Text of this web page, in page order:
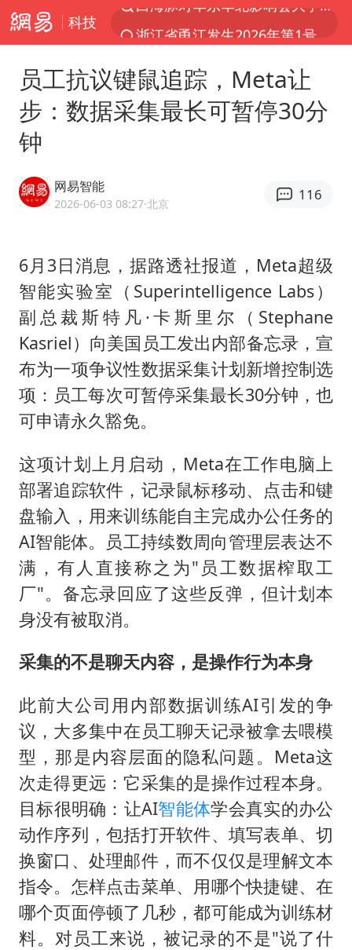
科技
香港刷新1884年以来最高气温纪录
上海全力守护市民“菜篮子”
以军士兵把枪口对准中国记者
暑期研学游升温 在旅途中增长知识
猫咪过火把节被抹成黑猫
BLG经理辟谣Bin离队
曹颖儿子首次演长剧
员工抗议键鼠追踪，Meta让
步：数据采集最长可暂停30分
钟
网易智能
2026-06-03 08:27·北京
116
6月3日消息，据路透社报道，Meta超级
智能实验室（Superintelligence Labs）
副总裁斯特凡·卡斯里尔（Stephane
Kasriel）向美国员工发出内部备忘录，宣
布为一项争议性数据采集计划新增控制选
项：员工每次可暂停采集最长30分钟，也
可申请永久豁免。
这项计划上月启动，Meta在工作电脑上
部署追踪软件，记录鼠标移动、点击和键
盘输入，用来训练能自主完成办公任务的
AI智能体。员工持续数周向管理层表达不
满，有人直接称之为"员工数据榨取工
厂"。备忘录回应了这些反弹，但计划本
身没有被取消。
采集的不是聊天内容，是操作行为本身
此前大公司用内部数据训练AI引发的争
议，大多集中在员工聊天记录被拿去喂模
型，那是内容层面的隐私问题。Meta这
次走得更远：它采集的是操作过程本身。
目标很明确：让AI智能体学会真实的办公
动作序列，包括打开软件、填写表单、切
换窗口、处理邮件，而不仅仅是理解文本
指令。怎样点击菜单、用哪个快捷键、在
哪个页面停顿了几秒，都可能成为训练材
料。对员工来说，被记录的不是"说了什